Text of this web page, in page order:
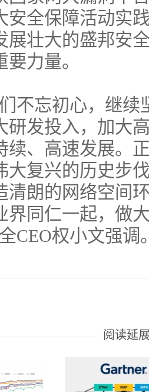
安全保障活动实
壮大的盛邦安
力量。
不忘初心，继
研发投入，加大
续、高速发展。
大复兴的历史步
清朗的网络空间
界同仁一起，做
CEO权小文强调
阅读延